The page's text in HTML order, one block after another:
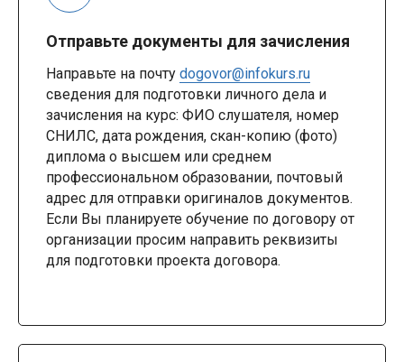
Отправьте документы для зачисления
Направьте на почту dogovor@infokurs.ru
сведения для подготовки личного дела и
зачисления на курс: ФИО слушателя, номер
СНИЛС, дата рождения, скан-копию (фото)
диплома о высшем или среднем
профессиональном образовании, почтовый
адрес для отправки оригиналов документов.
Если Вы планируете обучение по договору от
организации просим направить реквизиты
для подготовки проекта договора.